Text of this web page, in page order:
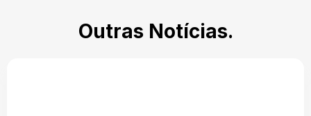
Outras Notícias.